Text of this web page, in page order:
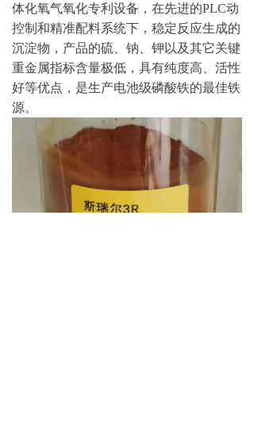
体化氧气氧化专利设备，在先进的PLC动
控制和精准配料系统下，稳定反应生成的
沉淀物，产品的硫、钠、钾以及其它关键
重金属指标含量极低，具有纯度高、活性
好等优点，是生产电池级磷酸铁的最佳铁
源。